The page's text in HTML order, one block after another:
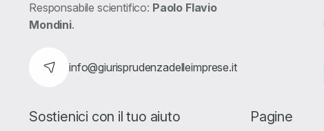
Responsabile scientifico: Paolo Flavio
Mondini.
info@giurisprudenzadelleimprese.it
Sostienici con il tuo aiuto Pagine